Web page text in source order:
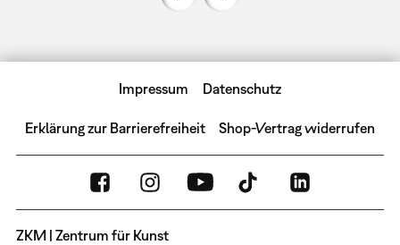
Impressum Datenschutz
Erklärung zur Barrierefreiheit Shop-Vertrag widerrufen
ZKM | Zentrum für Kunst